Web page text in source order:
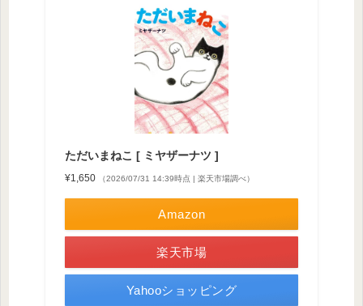
ただいまねこ [ ミヤザーナツ ]
¥1,650 （2026/07/31 14:39時点 | 楽天市場調べ）
Amazon
楽天市場
Yahooショッピング